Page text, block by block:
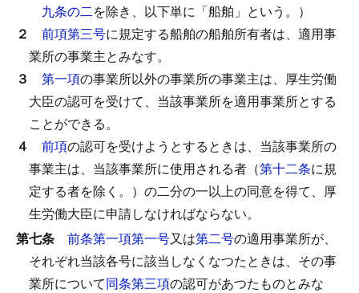
九条の二を除き、以下単に「船舶」という。）
２
前項第三号に規定する船舶の船舶所有者は、適用事
業所の事業主とみなす。
３
第一項の事業所以外の事業所の事業主は、厚生労働
大臣の認可を受けて、当該事業所を適用事業所とする
ことができる。
４
前項の認可を受けようとするときは、当該事業所の
事業主は、当該事業所に使用される者（第十二条に規
定する者を除く。）の二分の一以上の同意を得て、厚
生労働大臣に申請しなければならない。
第七条
前条第一項第一号又は第二号の適用事業所が、
それぞれ当該各号に該当しなくなつたときは、その事
業所について同条第三項の認可があつたものとみな